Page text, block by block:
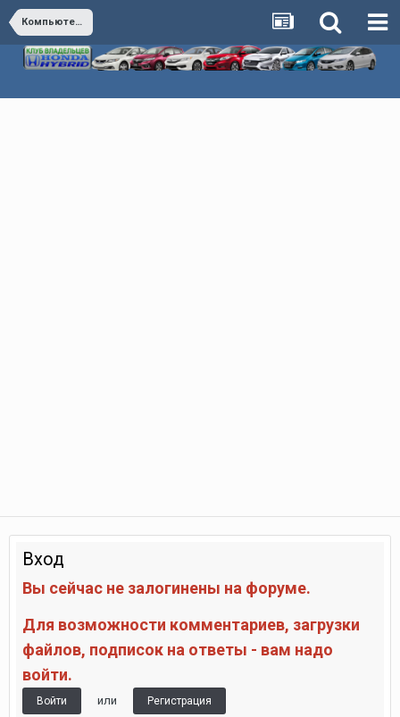
Компьютерная диагностика
Вход
Вы сейчас не залогинены на форуме.
Для возможности комментариев, загрузки
файлов, подписок на ответы - вам надо
войти.
Войти или Регистрация